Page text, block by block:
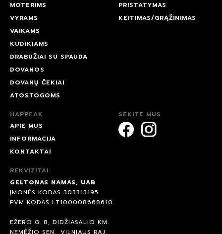
MOTERIMS
VYRAMS
VAIKAMS
KŪDIKIAMS
DRABUŽIAI SU SPAUDA
DOVANOS
DOVANŲ ČEKIAI
ATOSTOGOMS
PRISTATYMAS
KEITIMAS/GRĄŽINIMAS
HAPPEAK
APIE MUS
INFORMACIJA
KONTAKTAI
SEKITE MUS
REKVIZITAI
GELTONAS NAMAS, UAB
ĮMONĖS KODAS 303313195
PVM KODAS LT100008668610
EŽERO G. 8, DIDŽIASALIO KM.